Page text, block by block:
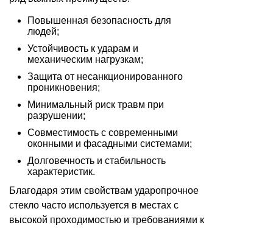
Повышенная безопасность для
людей;
Устойчивость к ударам и
механическим нагрузкам;
Защита от несанкционированного
проникновения;
Минимальный риск травм при
разрушении;
Совместимость с современными
оконными и фасадными системами;
Долговечность и стабильность
характеристик.
Благодаря этим свойствам ударопрочное
стекло часто используется в местах с
высокой проходимостью и требованиями к